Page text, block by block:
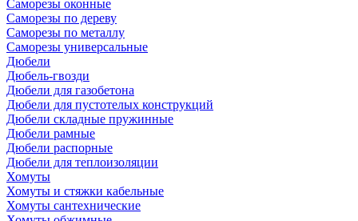
Саморезы оконные
Саморезы по дереву
Саморезы по металлу
Саморезы универсальные
Дюбели
Дюбель-гвозди
Дюбели для газобетона
Дюбели для пустотелых конструкций
Дюбели складные пружинные
Дюбели рамные
Дюбели распорные
Дюбели для теплоизоляции
Хомуты
Хомуты и стяжки кабельные
Хомуты сантехнические